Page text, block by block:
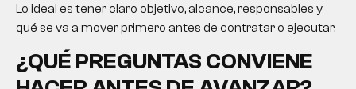
Lo ideal es tener claro objetivo, alcance, responsables y
qué se va a mover primero antes de contratar o ejecutar.
¿QUÉ PREGUNTAS CONVIENE